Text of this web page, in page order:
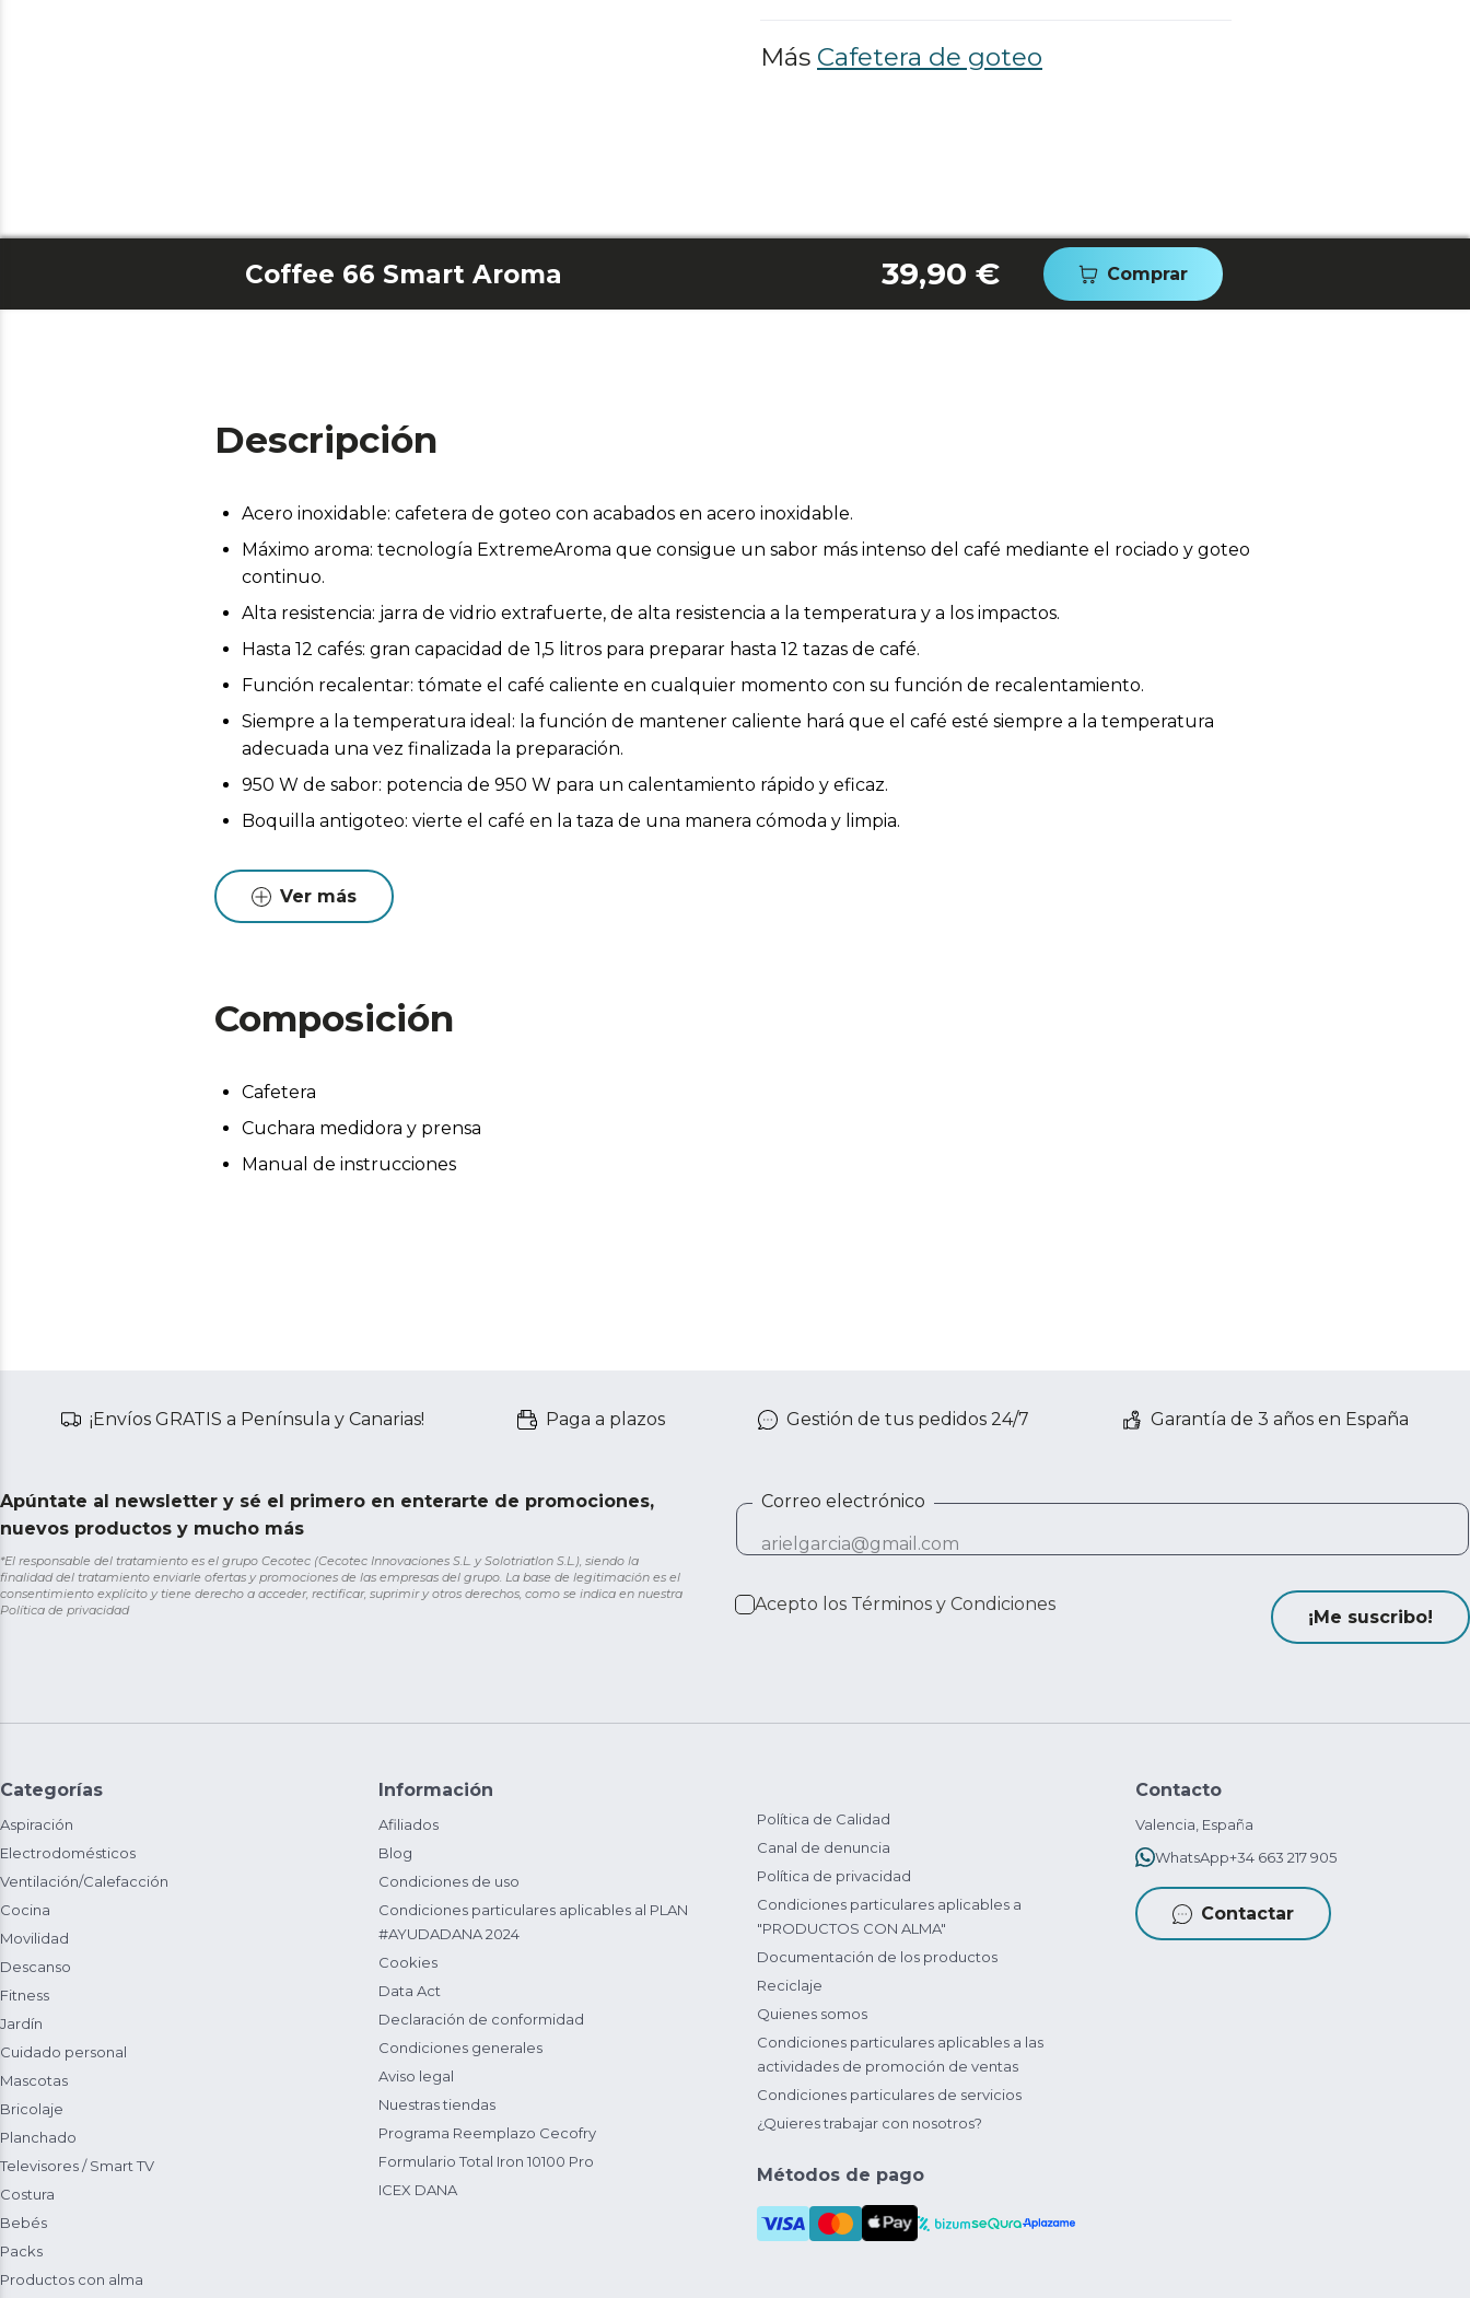
Más Cafetera de goteo
Coffee 66 Smart Aroma 39,90 € Comprar
Descripción
Acero inoxidable: cafetera de goteo con acabados en acero inoxidable.
Máximo aroma: tecnología ExtremeAroma que consigue un sabor más intenso del café mediante el rociado y goteo
continuo.
Alta resistencia: jarra de vidrio extrafuerte, de alta resistencia a la temperatura y a los impactos.
Hasta 12 cafés: gran capacidad de 1,5 litros para preparar hasta 12 tazas de café.
Función recalentar: tómate el café caliente en cualquier momento con su función de recalentamiento.
Siempre a la temperatura ideal: la función de mantener caliente hará que el café esté siempre a la temperatura
adecuada una vez finalizada la preparación.
950 W de sabor: potencia de 950 W para un calentamiento rápido y eficaz.
Boquilla antigoteo: vierte el café en la taza de una manera cómoda y limpia.
Ver más
Composición
Cafetera
Cuchara medidora y prensa
Manual de instrucciones
¡Envíos GRATIS a Península y Canarias! Paga a plazos Gestión de tus pedidos 24/7 Garantía de 3 años en España
Apúntate al newsletter y sé el primero en enterarte de promociones,
nuevos productos y mucho más
*El responsable del tratamiento es el grupo Cecotec (Cecotec Innovaciones S.L. y Solotriatlon S.L.), siendo la
finalidad del tratamiento enviarle ofertas y promociones de las empresas del grupo. La base de legitimación es el
consentimiento explícito y tiene derecho a acceder, rectificar, suprimir y otros derechos, como se indica en nuestra
Política de privacidad
Correo electrónico
Acepto los Términos y Condiciones
¡Me suscribo!
Categorías
Aspiración
Electrodomésticos
Ventilación/Calefacción
Cocina
Movilidad
Descanso
Fitness
Jardín
Cuidado personal
Mascotas
Bricolaje
Planchado
Televisores / Smart TV
Costura
Bebés
Packs
Productos con alma
Información
Afiliados
Blog
Condiciones de uso
Condiciones particulares aplicables al PLAN
#AYUDADANA 2024
Cookies
Data Act
Declaración de conformidad
Condiciones generales
Aviso legal
Nuestras tiendas
Programa Reemplazo Cecofry
Formulario Total Iron 10100 Pro
ICEX DANA
Política de Calidad
Canal de denuncia
Política de privacidad
Condiciones particulares aplicables a
"PRODUCTOS CON ALMA"
Documentación de los productos
Reciclaje
Quienes somos
Condiciones particulares aplicables a las
actividades de promoción de ventas
Condiciones particulares de servicios
¿Quieres trabajar con nosotros?
Métodos de pago
Contacto
Valencia, España
WhatsApp+34 663 217 905
Contactar